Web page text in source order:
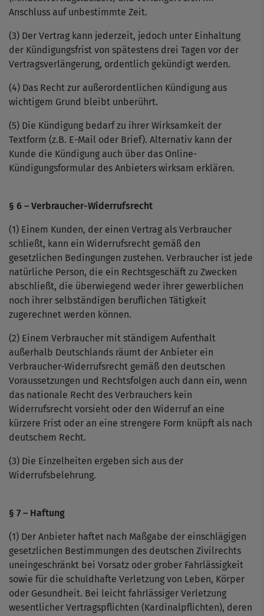
Anschluss auf unbestimmte Zeit.
(3) Der Vertrag kann jederzeit, jedoch unter Einhaltung
der Kündigungsfrist von spätestens drei Tagen vor der
Vertragsverlängerung, ordentlich gekündigt werden.
(4) Das Recht zur außerordentlichen Kündigung aus
wichtigem Grund bleibt unberührt.
(5) Die Kündigung bedarf zu ihrer Wirksamkeit der
Textform (z.B. E-Mail oder Brief). Alternativ kann der
Kunde die Kündigung auch über das Online-
Kündigungsformular des Anbieters wirksam erklären.
§ 6 – Verbraucher-Widerrufsrecht
(1) Einem Kunden, der einen Vertrag als Verbraucher
schließt, kann ein Widerrufsrecht gemäß den
gesetzlichen Bedingungen zustehen. Verbraucher ist jede
natürliche Person, die ein Rechtsgeschäft zu Zwecken
abschließt, die überwiegend weder ihrer gewerblichen
noch ihrer selbständigen beruflichen Tätigkeit
zugerechnet werden können.
(2) Einem Verbraucher mit ständigem Aufenthalt
außerhalb Deutschlands räumt der Anbieter ein
Verbraucher-Widerrufsrecht gemäß den deutschen
Voraussetzungen und Rechtsfolgen auch dann ein, wenn
das nationale Recht des Verbrauchers kein
Widerrufsrecht vorsieht oder den Widerruf an eine
kürzere Frist oder an eine strengere Form knüpft als nach
deutschem Recht.
(3) Die Einzelheiten ergeben sich aus der
Widerrufsbelehrung.
§ 7 – Haftung
(1) Der Anbieter haftet nach Maßgabe der einschlägigen
gesetzlichen Bestimmungen des deutschen Zivilrechts
uneingeschränkt bei Vorsatz oder grober Fahrlässigkeit
sowie für die schuldhafte Verletzung von Leben, Körper
oder Gesundheit. Bei leicht fahrlässiger Verletzung
wesentlicher Vertragspflichten (Kardinalpflichten), deren